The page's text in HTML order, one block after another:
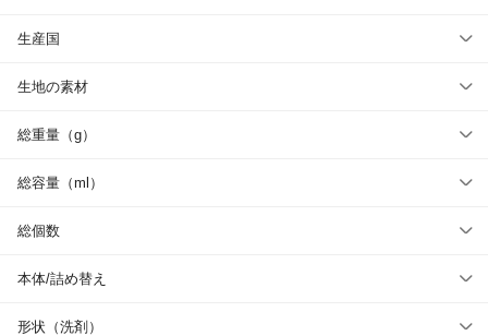
生産国
生地の素材
総重量（g）
総容量（ml）
総個数
本体/詰め替え
形状（洗剤）